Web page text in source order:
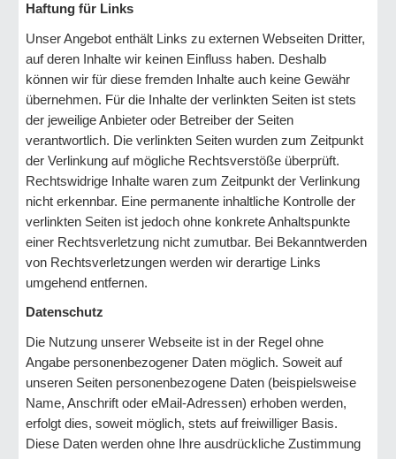
Haftung für Links
Unser Angebot enthält Links zu externen Webseiten Dritter,
auf deren Inhalte wir keinen Einfluss haben. Deshalb
können wir für diese fremden Inhalte auch keine Gewähr
übernehmen. Für die Inhalte der verlinkten Seiten ist stets
der jeweilige Anbieter oder Betreiber der Seiten
verantwortlich. Die verlinkten Seiten wurden zum Zeitpunkt
der Verlinkung auf mögliche Rechtsverstöße überprüft.
Rechtswidrige Inhalte waren zum Zeitpunkt der Verlinkung
nicht erkennbar. Eine permanente inhaltliche Kontrolle der
verlinkten Seiten ist jedoch ohne konkrete Anhaltspunkte
einer Rechtsverletzung nicht zumutbar. Bei Bekanntwerden
von Rechtsverletzungen werden wir derartige Links
umgehend entfernen.
Datenschutz
Die Nutzung unserer Webseite ist in der Regel ohne
Angabe personenbezogener Daten möglich. Soweit auf
unseren Seiten personenbezogene Daten (beispielsweise
Name, Anschrift oder eMail-Adressen) erhoben werden,
erfolgt dies, soweit möglich, stets auf freiwilliger Basis.
Diese Daten werden ohne Ihre ausdrückliche Zustimmung